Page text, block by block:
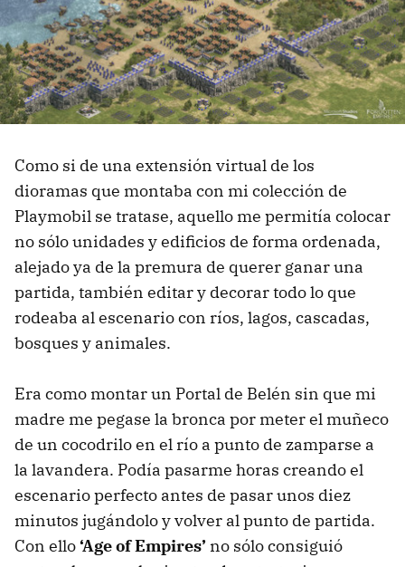
Como si de una extensión virtual de los
dioramas que montaba con mi colección de
Playmobil se tratase, aquello me permitía colocar
no sólo unidades y edificios de forma ordenada,
alejado ya de la premura de querer ganar una
partida, también editar y decorar todo lo que
rodeaba al escenario con ríos, lagos, cascadas,
bosques y animales.
Era como montar un Portal de Belén sin que mi
madre me pegase la bronca por meter el muñeco
de un cocodrilo en el río a punto de zamparse a
la lavandera. Podía pasarme horas creando el
escenario perfecto antes de pasar unos diez
minutos jugándolo y volver al punto de partida.
Con ello‘Age of Empires’ no sólo consiguió